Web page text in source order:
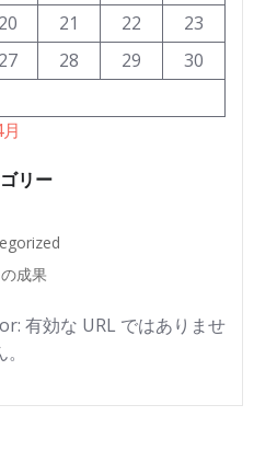
20 21 22
23
27 28 29
30
リー
成果
有効な URL ではありませ